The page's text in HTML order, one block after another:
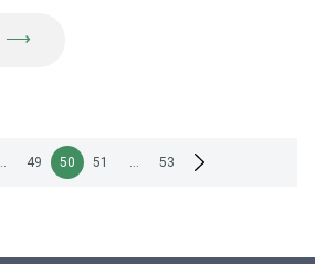
⟶
49 50 51 … 53